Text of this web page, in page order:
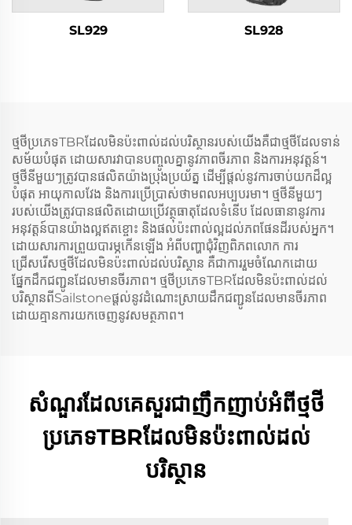
SL929 SL928
ថ្មថីប្រភេទTBRដែលមិនប៉ះពាល់ដល់បរិស្ថានរបស់យើងគឺជាថ្មថីដែលទាន់
សម័យបំផុត ដោយសារវាបានបញ្ចូលគ្នានូវភាពចីរភាព និងការអនុវត្តន៍។
ថ្មថីនីមួយៗត្រូវបានផលិតយ៉ាងប្រុងប្រយ័ត្ន ដើម្បីផ្តល់នូវការចាប់យកដ៏ល្អ
បំផុត អាយុកាលវែង និងការប្រើប្រាស់ថាមពលអប្បបរមា។ ថ្មថីនីមួយៗ
របស់យើងត្រូវបានផលិតដោយប្រើវត្ថុធាតុដែលទំនើប ដែលធានានូវការ
អនុវត្តន៍បានយ៉ាងល្អឥតខ្ចោះ និងផលប៉ះពាល់ល្អដល់ភពផែនដីរបស់អ្នក។
ដោយសារការព្រួយបារម្ភកើនឡើង អំពីបញ្ហាជុំវិញពិភពលោក ការ
ជ្រើសរើសថ្មថីដែលមិនប៉ះពាល់ដល់បរិស្ថាន គឺជាការរួមចំណែកដោយ
ផ្នែកដឹកជញ្ជូនដែលមានចីរភាព។ ថ្មថីប្រភេទTBRដែលមិនប៉ះពាល់ដល់
បរិស្ថានពីSailstoneផ្តល់នូវដំណោះស្រាយដឹកជញ្ជូនដែលមានចីរភាព
ដោយគ្មានការយកចេញនូវសមត្ថភាព។
សំណួរដែលគេសួរជាញឹកញាប់អំពីថ្មថី
ប្រភេទTBRដែលមិនប៉ះពាល់ដល់
បរិស្ថាន